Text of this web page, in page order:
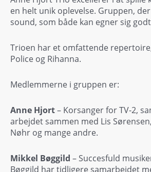
en helt unik oplevelse. Gruppen,
sound, som både kan egner sig
Trioen har et omfattende
Police og Rihanna.
Medlemmerne i gruppen er:
Anne Hjort– Korsanger for TV-2,
arbejdet sammen med Lis
Nøhr og mange andre.
Mikkel Bøggild – Succesfuld
Bøggild har tidligere samarbejdet